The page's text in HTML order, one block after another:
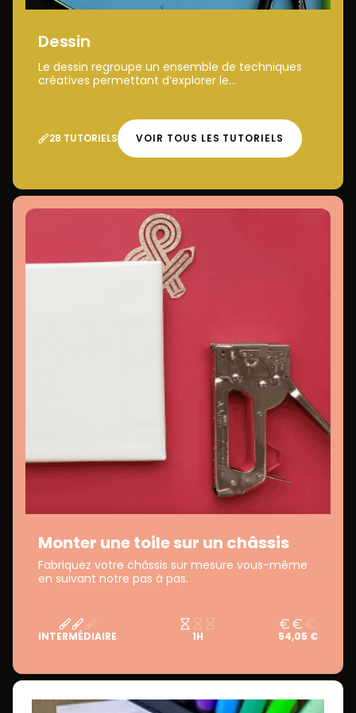
Dessin
Le dessin regroupe un ensemble de techniques
créatives permettant d’explorer le...
28 TUTORIELS VOIR TOUS LES TUTORIELS
Monter une toile sur un châssis
Fabriquez votre châssis sur mesure vous-même
en suivant notre pas à pas.
INTERMÉDIAIRE 1H 54,05 €